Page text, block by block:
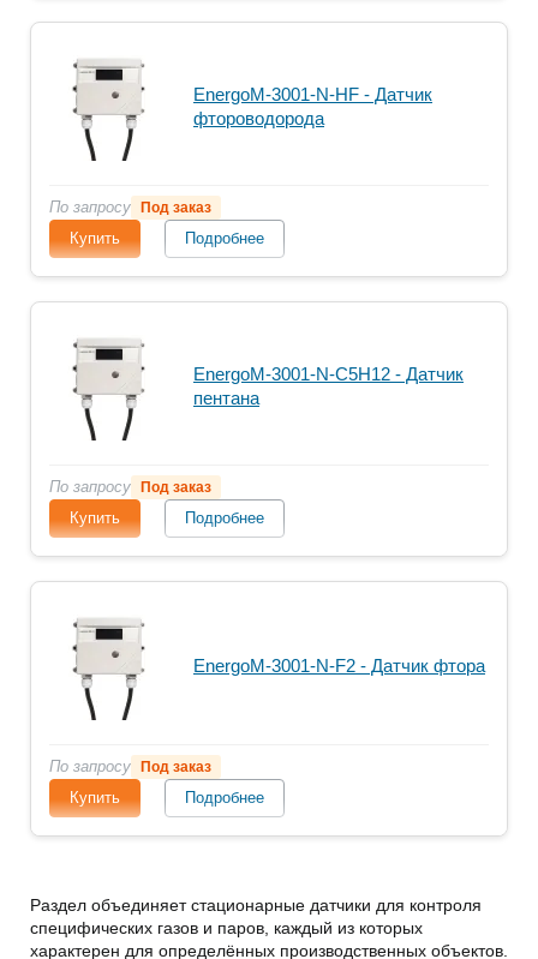
EnergoM-3001-N-HF - Датчик
фтороводорода
По запросу Под заказ
Купить Подробнее
EnergoM-3001-N-C5H12 - Датчик
пентана
По запросу Под заказ
Купить Подробнее
EnergoM-3001-N-F2 - Датчик фтора
По запросу Под заказ
Купить Подробнее
Раздел объединяет стационарные датчики для контроля
специфических газов и паров, каждый из которых
характерен для определённых производственных объектов.